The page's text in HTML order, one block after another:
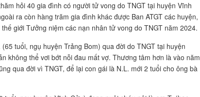
hỏi 40 gia đình có người tử vong do TNGT tại huyện Vĩnh
ra còn hàng trăm gia đình khác được Ban ATGT các huyện,
giới Tưởng niệm các nạn nhân tử vong do TNGT năm 2024.
tuổi, ngụ huyện Trảng Bom) qua đời do TNGT tại huyện
không thể vơi bớt nỗi đau mất vợ. Thương tâm hơn là vào năm
qua đời vì TNGT, để lại con gái là N.L. mới 2 tuổi cho ông bà